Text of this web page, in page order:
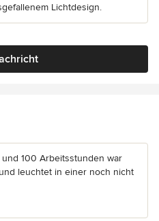
Lichtdesign.
100 Arbeitsstunden war
leuchtet in einer noch nicht